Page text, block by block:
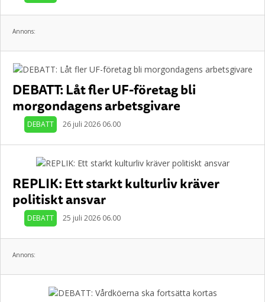
Annons:
DEBATT: Låt fler UF-företag bli
morgondagens arbetsgivare
DEBATT 26 juli 2026 06.00
REPLIK: Ett starkt kulturliv kräver
politiskt ansvar
DEBATT 25 juli 2026 06.00
Annons: